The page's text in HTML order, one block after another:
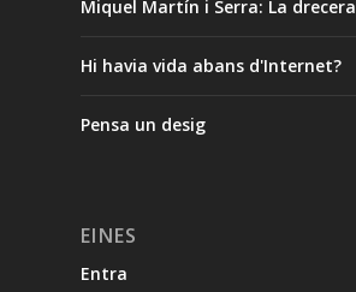
Miquel Martín i Serra: La drecera
Hi havia vida abans d'Internet?
Pensa un desig
EINES
Entra